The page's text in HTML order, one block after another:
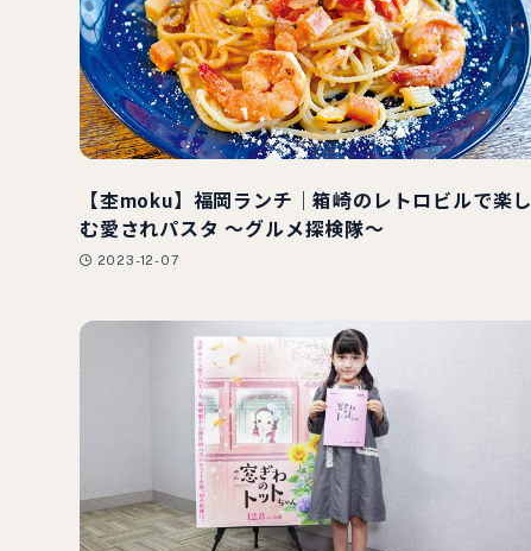
【杢moku】福岡ランチ｜箱崎のレトロビルで楽し
む愛されパスタ 〜グルメ探検隊〜
2023-12-07